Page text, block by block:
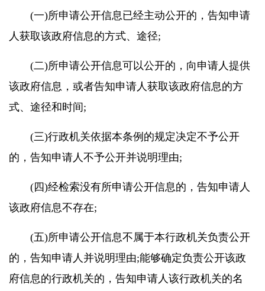
(一)所申请公开信息已经主动公开的，告知申请
人获取该政府信息的方式、途径;
(二)所申请公开信息可以公开的，向申请人提供
该政府信息，或者告知申请人获取该政府信息的方
式、途径和时间;
(三)行政机关依据本条例的规定决定不予公开
的，告知申请人不予公开并说明理由;
(四)经检索没有所申请公开信息的，告知申请人
该政府信息不存在;
(五)所申请公开信息不属于本行政机关负责公开
的，告知申请人并说明理由;能够确定负责公开该政
府信息的行政机关的，告知申请人该行政机关的名